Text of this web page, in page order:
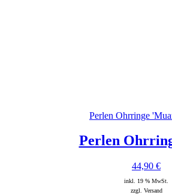
Perlen Ohrringe
Perlen
44,90 €
inkl. 19 % MwSt.
zzgl. Versand